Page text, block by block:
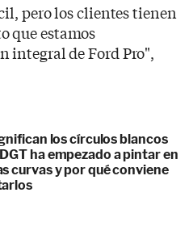
pero los clientes tienen
que estamos
integral de Ford Pro",
los círculos blancos
ha empezado a pintar en
curvas y por qué conviene